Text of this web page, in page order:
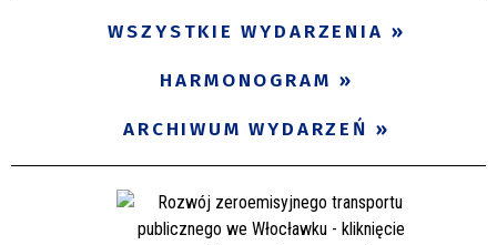
WSZYSTKIE WYDARZENIA
HARMONOGRAM
ARCHIWUM WYDARZEŃ